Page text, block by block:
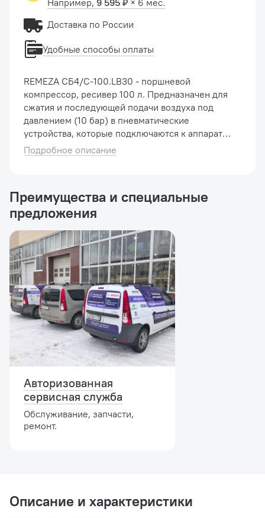
REMEZA СБ4/С-100.LB30 - поршневой
компрессор, ресивер 100 л. Предназначен для
сжатия и последующей подачи воздуха под
давлением (10 бар) в пневматические
устройства, которые подключаются к аппарату
посредством рапидного соединения. Ременная
система закрыта специальным решетчатым ...
Подробное описание
Например, 9 595 ₽ × 6 мес.
Доставка по России
Удобные способы оплаты
Преимущества и специальные
предложения
Авторизованная
сервисная служба
Обслуживание, запчасти,
ремонт.
Описание и характеристики